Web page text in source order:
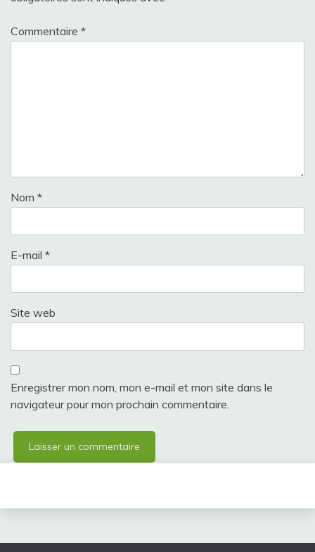
Commentaire *
Nom *
E-mail *
Site web
Enregistrer mon nom, mon e-mail et mon site dans le
navigateur pour mon prochain commentaire.